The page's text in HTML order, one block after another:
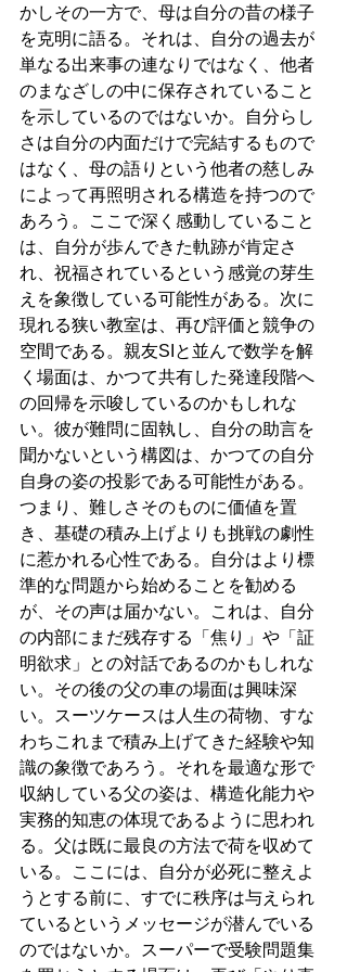
かしその一方で、母は自分の昔の様子
を克明に語る。それは、自分の過去が
単なる出来事の連なりではなく、他者
のまなざしの中に保存されていること
を示しているのではないか。自分らし
さは自分の内面だけで完結するもので
はなく、母の語りという他者の慈しみ
によって再照明される構造を持つので
あろう。ここで深く感動していること
は、自分が歩んできた軌跡が肯定さ
れ、祝福されているという感覚の芽生
えを象徴している可能性がある。次に
現れる狭い教室は、再び評価と競争の
空間である。親友SIと並んで数学を解
く場面は、かつて共有した発達段階へ
の回帰を示唆しているのかもしれな
い。彼が難問に固執し、自分の助言を
聞かないという構図は、かつての自分
自身の姿の投影である可能性がある。
つまり、難しさそのものに価値を置
き、基礎の積み上げよりも挑戦の劇性
に惹かれる心性である。自分はより標
準的な問題から始めることを勧める
が、その声は届かない。これは、自分
の内部にまだ残存する「焦り」や「証
明欲求」との対話であるのかもしれな
い。その後の父の車の場面は興味深
い。スーツケースは人生の荷物、すな
わちこれまで積み上げてきた経験や知
識の象徴であろう。それを最適な形で
収納している父の姿は、構造化能力や
実務的知恵の体現であるように思われ
る。父は既に最良の方法で荷を収めて
いる。ここには、自分が必死に整えよ
うとする前に、すでに秩序は与えられ
ているというメッセージが潜んでいる
のではないか。スーパーで受験問題集